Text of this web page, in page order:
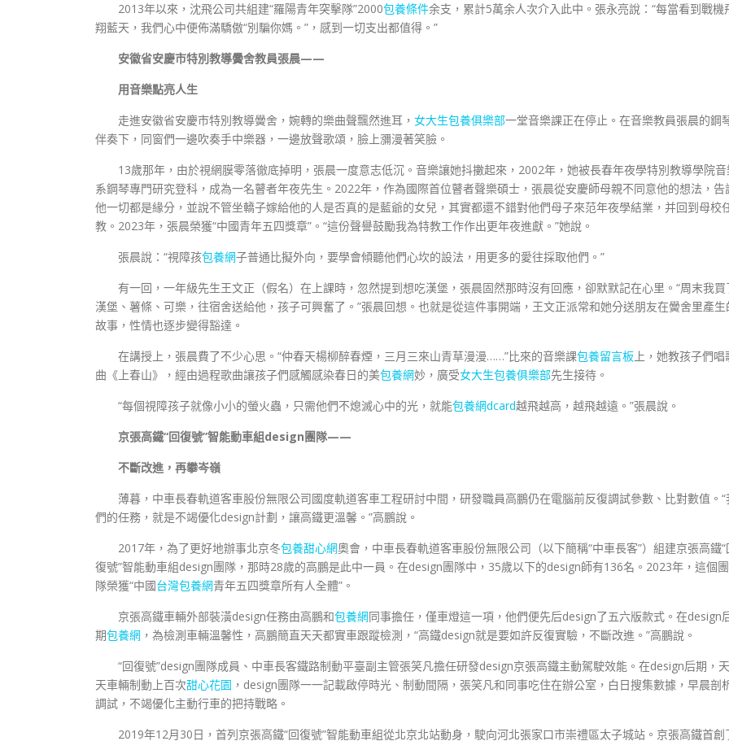
2013年以來，沈飛公司共組建“羅陽青年突擊隊”2000包養條件余支，累計5萬余人次介入此中。張永亮說：“每當看到戰機
翔藍天，我們心中便佈滿驕傲“別騙你媽。”，感到一切支出都值得。”
安徽省安慶市特別教導黌舍教員張晨——
用音樂點亮人生
走進安徽省安慶市特別教導黌舍，婉轉的樂曲聲飄然進耳， 女大生包養俱樂部一堂音樂課正在停止。在音樂教員張晨的鋼
伴奏下，同窗們一邊吹奏手中樂器，一邊放聲歌頌，臉上瀰漫著笑臉。
13歲那年，由於視網膜零落徹底掉明，張晨一度意志低沉。音樂讓她抖擻起來，2002年，她被長春年夜學特別教導學院
系鋼琴專門研究登科，成為一名瞽者年夜先生。2022年，作為國際首位瞽者聲樂碩士，張晨從安慶師母親不同意他的想法，告
他一切都是緣分，並說不管坐轎子嫁給他的人是否真的是藍爺的女兒，其實都還不錯對他們母子來范年夜學結業，并回到母校
教。2023年，張晨榮獲“中國青年五四獎章”。“這份聲譽鼓勵我為特教工作作出更年夜進獻。”她說。
張晨說：“視障孩包養網子普通比擬外向，要學會傾聽他們心坎的設法，用更多的愛往採取他們。”
有一回，一年級先生王文正（假名）在上課時，忽然提到想吃漢堡，張晨固然那時沒有回應，卻默默記在心里。“周末我買
漢堡、薯條、可樂，往宿舍送給他，孩子可興奮了。”張晨回想。也就是從這件事開端，王文正派常和她分送朋友在黌舍里產生
故事，性情也逐步變得豁達。
在講授上，張晨費了不少心思。“仲春天楊柳醉春煙，三月三來山青草漫漫……”比來的音樂課包養留言板 上，她教孩子們唱
曲《上春山》，經由過程歌曲讓孩子們感觸感染春日的美包養網妙，廣受女大生包養俱樂部先生接待。
“每個視障孩子就像小小的螢火蟲，只需他們不熄滅心中的光，就能包養網dcard越飛越高，越飛越遠。”張晨說。
京張高鐵“回復號”智能動車組design團隊——
不斷改進，再攀岑嶺
薄暮，中車長春軌道客車股份無限公司國度軌道客車工程研討中間，研發職員高鵬仍在電腦前反復調試參數、比對數值。“
們的任務，就是不竭優化design計劃，讓高鐵更溫馨。”高鵬說。
2017年，為了更好地辦事北京冬包養甜心網奧會，中車長春軌道客車股份無限公司（以下簡稱“中車長客”）組建京張高鐵“
復號”智能動車組design團隊，那時28歲的高鵬是此中一員。在design團隊中，35歲以下的design師有136名。2023年，這個團
隊榮獲“中國台灣包養網青年五四獎章所有人全體”。
京張高鐵車輛外部裝潢design任務由高鵬和包養網同事擔任，僅車燈這一項，他們便先后design了五六版款式。在design
期包養網 ，為檢測車輛溫馨性，高鵬簡直天天都實車跟蹤檢測，“高鐵design就是要如許反復實驗，不斷改進。”高鵬說。
“回復號”design團隊成員、中車長客鐵路制動平臺副主管張笑凡擔任研發design京張高鐵主動駕駛效能。在design后期，天
天車輛制動上百次甜心花園 ，design團隊一一記載啟停時光、制動間隔，張笑凡和同事吃住在辦公室，白日搜集數據，早晨剖
調試，不竭優化主動行車的把持戰略。
2019年12月30日，首列京張高鐵“回復號”智能動車組從北京北站動身，駛向河北張家口市崇禮區太子城站。京張高鐵首創